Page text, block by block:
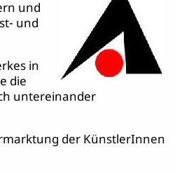
und
und
in
die
untereinander
der KünstlerInnen